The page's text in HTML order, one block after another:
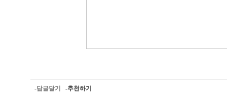
-답글달기 -추천하기